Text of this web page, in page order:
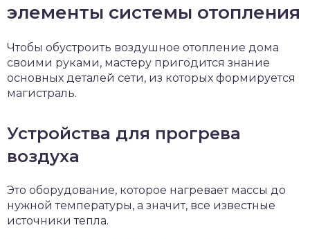
элементы системы отопления
Чтобы обустроить воздушное отопление дома
своими руками, мастеру пригодится знание
основных деталей сети, из которых формируется
магистраль.
Устройства для прогрева
воздуха
Это оборудование, которое нагревает массы до
нужной температуры, а значит, все известные
источники тепла.